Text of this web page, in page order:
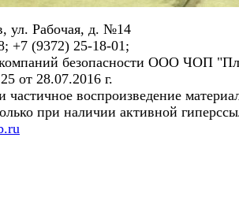
ул. Рабочая, д. №14
+7 (9372) 25-18-01;
безопасности ООО ЧОП
от 28.07.2016 г.
воспроизведение
при наличии активной